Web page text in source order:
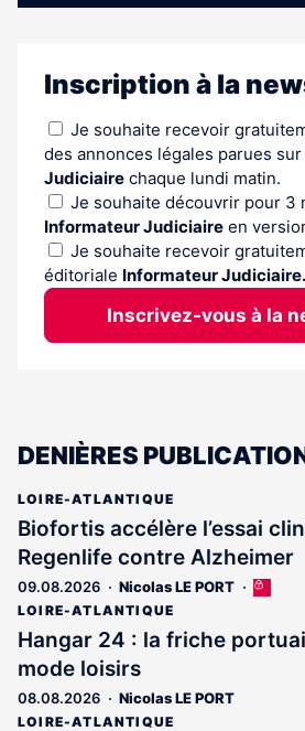
Inscription à la
Je souhaite recevoir
des annonces légales parues sur
Judiciaire chaque lundi matin.
Je souhaite découvrir pour 3
Informateur Judiciaire en
Je souhaite recevoir
éditoriale Informateur Judiciaire.
Inscrivez-vous à la
DENIÈRES
LOIRE-ATLANTIQUE
Biofortis accélère l’essai
Regenlife contre Alzheimer
09.08.2026 Nicolas LE PORT
Cet
est
réservé
LOIRE-ATLANTIQUE
Hangar 24 : la friche
mode loisirs
08.08.2026 Nicolas LE PORT
LOIRE-ATLANTIQUE